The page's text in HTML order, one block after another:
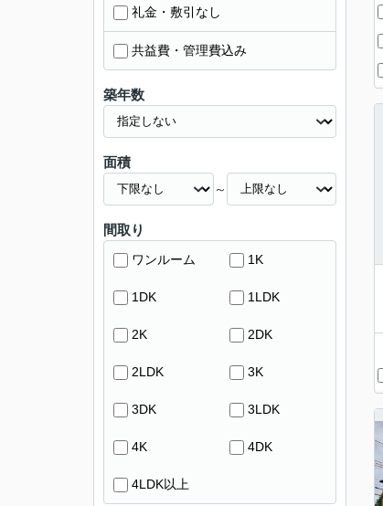
礼金・敷引なし
共益費・管理費込み
築年数
面積
～
間取り
ワンルーム 1K
1DK 1LDK
2K 2DK
2LDK 3K
3DK 3LDK
4K 4DK
4LDK以上